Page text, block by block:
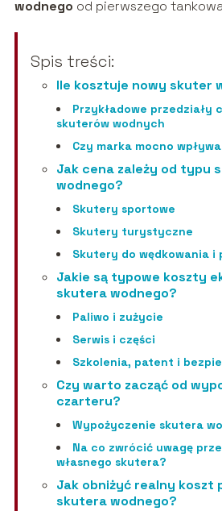
wodnego od pierwszego
Spis treści:
Ile kosztuje nowy skuter
Przykładowe przedziały
skuterów wodnych
Czy marka mocno
Jak cena zależy od typu
wodnego?
Skutery sportowe
Skutery turystyczne
Skutery do wędkowania i
Jakie są typowe koszty
skutera wodnego?
Paliwo i zużycie
Serwis i części
Szkolenia, patent i
Czy warto zacząć od
czarteru?
Wypożyczenie skutera
Na co zwrócić uwagę
własnego skutera?
Jak obniżyć realny koszt
skutera wodnego?